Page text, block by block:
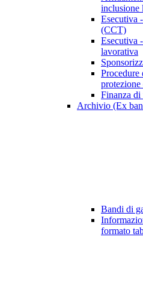
inclusione
Esecutiva
(CCT)
Esecutiva
lavorativa
Procedure
Finanza di
Archivio (Ex
Bandi di
formato